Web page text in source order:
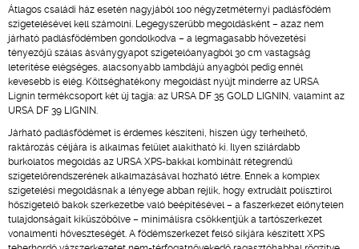
Átlagos családi ház esetén nagyjából 100 négyzetméternyi padlásfödém
szigetelésével kell számolni. Legegyszerűbb megoldásként – azaz nem
járható padlásfödémben gondolkodva – a legmagasabb hővezetési
tényezőjű szálas ásványgyapot szigetelőanyagból 30 cm vastagság
leterítése elégséges, alacsonyabb lambdájú anyagból pedig ennél
kevesebb is elég. Költséghatékony megoldást nyújt minderre az URSA
Lignin termékcsoport két új tagja: az URSA DF 35 GOLD LIGNIN, valamint az
URSA DF 39 LIGNIN.
Járható padlásfödémet is érdemes készíteni, hiszen úgy terhelhető,
raktározás céljára is alkalmas felület alakítható ki. Ilyen szilárdabb
burkolatos megoldás az URSA XPS-bakkal kombinált rétegrendű
szigetelőrendszerének alkalmazásával hozható létre. Ennek a komplex
szigetelési megoldásnak a lényege abban rejlik, hogy extrudált polisztirol
hőszigetelő bakok szerkezetbe való beépítésével – a faszerkezet előnytelen
tulajdonságait kiküszöbölve – minimálisra csökkentjük a tartószerkezet
vonalmenti hőveszteségét. A födémszerkezet felső síkjára készített XPS